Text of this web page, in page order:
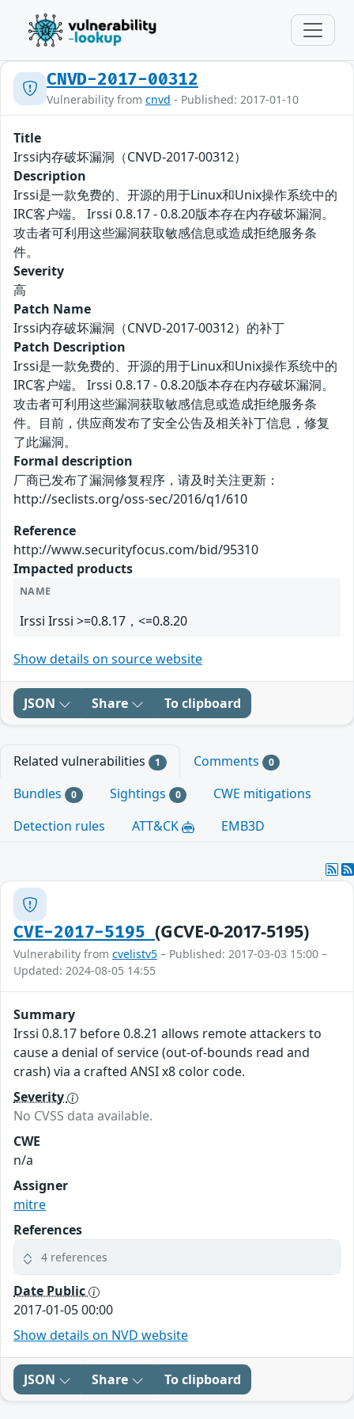
CNVD-2017-00312
Vulnerability from cnvd - Published: 2017-01-10
Title
Irssi内存破坏漏洞（CNVD-2017-00312）
Description
Irssi是一款免费的、开源的用于Linux和Unix操作系统中的
IRC客户端。 Irssi 0.8.17 - 0.8.20版本存在内存破坏漏洞。
攻击者可利用这些漏洞获取敏感信息或造成拒绝服务条
件。
Severity
高
Patch Name
Irssi内存破坏漏洞（CNVD-2017-00312）的补丁
Patch Description
Irssi是一款免费的、开源的用于Linux和Unix操作系统中的
IRC客户端。 Irssi 0.8.17 - 0.8.20版本存在内存破坏漏洞。
攻击者可利用这些漏洞获取敏感信息或造成拒绝服务条
件。目前，供应商发布了安全公告及相关补丁信息，修复
了此漏洞。
Formal description
厂商已发布了漏洞修复程序，请及时关注更新：
http://seclists.org/oss-sec/2016/q1/610
Reference
http://www.securityfocus.com/bid/95310
Impacted products
NAME
Irssi Irssi >=0.8.17，<=0.8.20
Show details on source website
JSON Share To clipboard
Related vulnerabilities 1 Comments 0
Bundles 0 Sightings 0
CWE mitigations
Detection rules
ATT&CK EMB3D
CVE-2017-5195(GCVE-0-2017-5195)
Vulnerability from cvelistv5 – Published: 2017-03-03 15:00 –
Updated: 2024-08-05 14:55
Summary
Irssi 0.8.17 before 0.8.21 allows remote attackers to
cause a denial of service (out-of-bounds read and
crash) via a crafted ANSI x8 color code.
Severity
No CVSS data available.
CWE
n/a
Assigner
mitre
References
4 references
Date Public
2017-01-05 00:00
Show details on NVD website
JSON Share To clipboard